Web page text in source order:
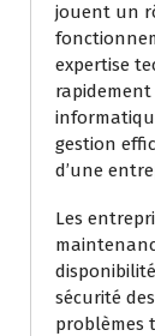
jouent un
expertise
rapidement
gestion
d’une
Les
sécurité
problèmes